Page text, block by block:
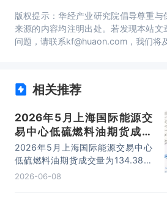
版权提示：华经产业研究院倡导尊重与
来源的内容均注明出处。若发现本站文
问题，请联系kf@huaon.com，我们将
相关推荐
2026年5月上海国际能源交
易中心低硫燃料油期货成交
量、成交金额及成交均价统计
2026年5月上海国际能源交易中心
低硫燃料油期货成交量为134.38万
手，成交金额为658.21亿元，成交
2026-06-08